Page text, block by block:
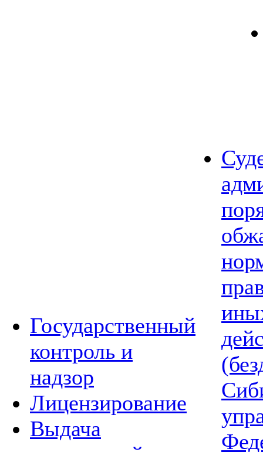
Государственный
контроль и
надзор
Лицензирование
Выдача